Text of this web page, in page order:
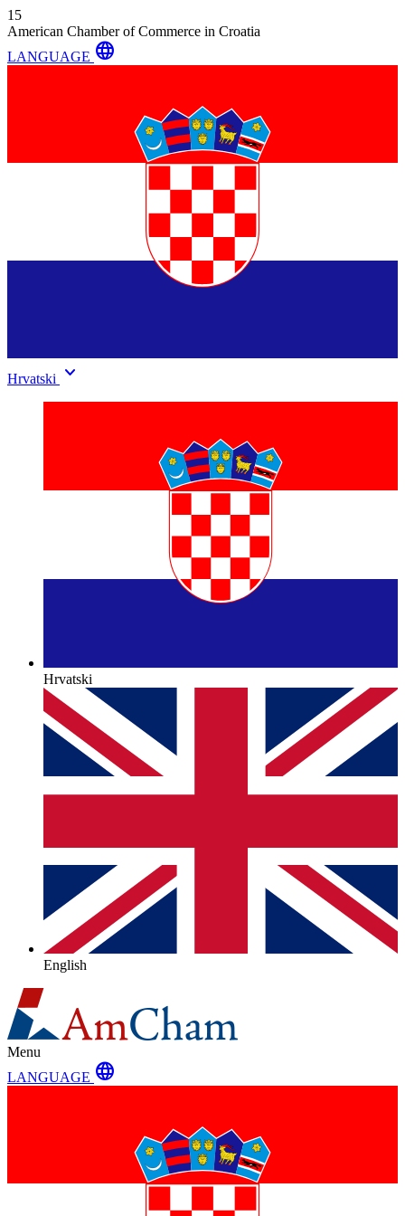
15
American Chamber of Commerce in Croatia
LANGUAGE language
Hrvatski keyboard_arrow_down
Hrvatski
English
Menu
LANGUAGE language